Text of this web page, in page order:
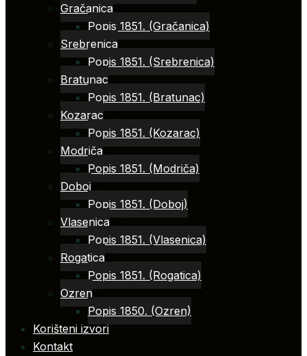
Gračanica
Popis 1851. (Gračanica)
Srebrenica
Popis 1851. (Srebrenica)
Bratunac
Popis 1851. (Bratunac)
Kozarac
Popis 1851. (Kozarac)
Modriča
Popis 1851. (Modriča)
Doboj
Popis 1851. (Doboj)
Vlasenica
Popis 1851. (Vlasenica)
Rogatica
Popis 1851. (Rogatica)
Ozren
Popis 1850. (Ozren)
Korišteni izvori
Kontakt